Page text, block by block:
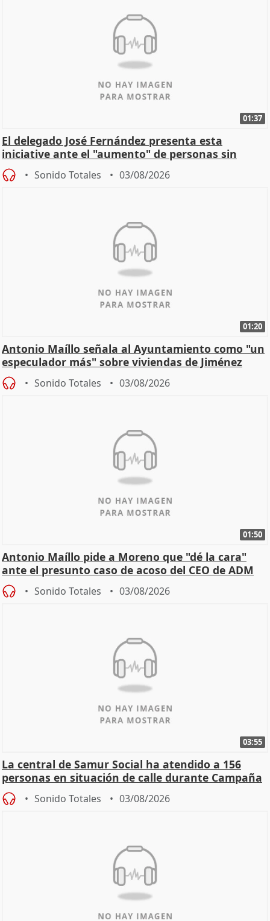
01:37
El delegado José Fernández presenta esta
iniciative ante el "aumento" de personas sin
hogar en Madri
Sonido Totales 03/08/2026
01:20
Antonio Maíllo señala al Ayuntamiento como "un
especulador más" sobre viviendas de Jiménez
Becerril
Sonido Totales 03/08/2026
01:50
Antonio Maíllo pide a Moreno que "dé la cara"
ante el presunto caso de acoso del CEO de ADM
Sonido Totales 03/08/2026
03:55
La central de Samur Social ha atendido a 156
personas en situación de calle durante Campaña
de Calor
Sonido Totales 03/08/2026